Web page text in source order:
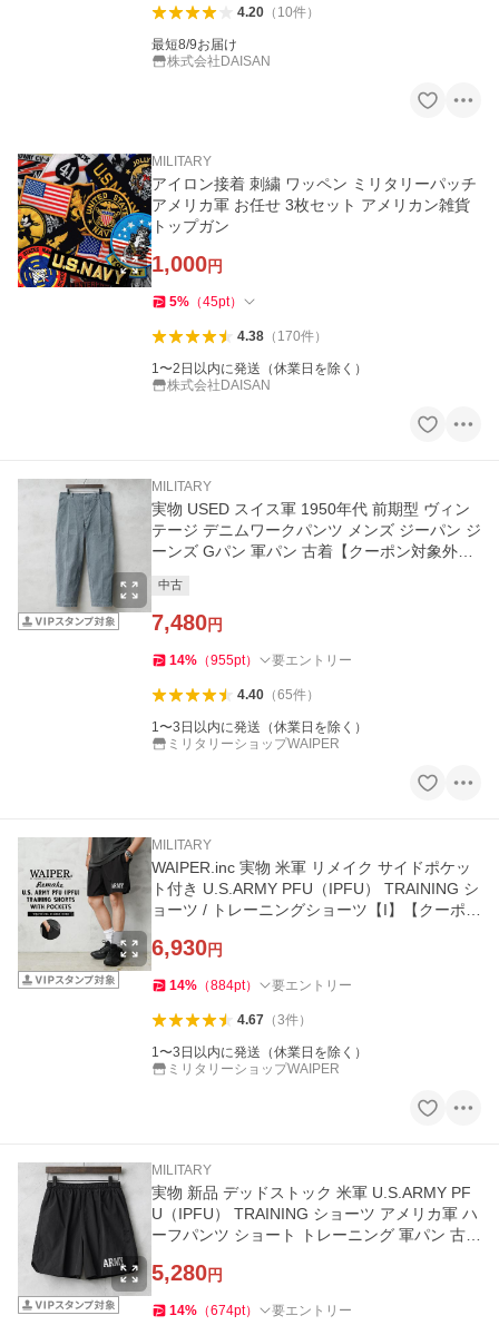
4.20（ 10件）
最短8/9お届け
株式会社DAISAN
MILITARY
アイロン接着 刺繍 ワッペン ミリタリーパッチ
アメリカ軍 お任せ 3枚セット アメリカン雑貨
トップガン
1,000円
5% （45pt）
4.38（ 170件）
1〜2日以内に発送（休業日を除く）
株式会社DAISAN
MILITARY
実物 USED スイス軍 1950年代 前期型 ヴィン
テージ デニムワークパンツ メンズ ジーパン ジ
ーンズ Gパン 軍パン 古着【クーポン対象外】
中古
7,480円
14% （955pt） 要エントリー
4.40（65件）
1〜3日以内に発送（休業日を除く）
ミリタリーショップWAIPER
MILITARY
WAIPER.inc 実物 米軍 リメイク サイドポケッ
ト付き U.S.ARMY PFU（IPFU） TRAINING シ
ョーツ / トレーニングショーツ【I】【クーポン
6,930円
14% （884pt） 要エントリー
4.67（3件）
1〜3日以内に発送（休業日を除く）
ミリタリーショップWAIPER
MILITARY
実物 新品 デッドストック 米軍 U.S.ARMY PF
U（IPFU） TRAINING ショーツ アメリカ軍 ハ
ーフパンツ ショート トレーニング 軍パン 古着
5,280円
14% （674pt） 要エントリー